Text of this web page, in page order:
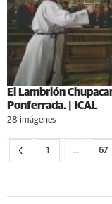
El Lambrión
Ponferrada. | ICAL
28 imágenes
1 … 67